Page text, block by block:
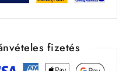
fizetés